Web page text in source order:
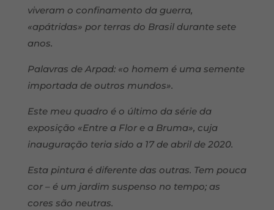
viveram o confinamento da guerra,
«apátridas» por terras do Brasil durante sete
anos.
Palavras de Arpad: «o homem é uma semente
importada de outros mundos».
Este meu quadro é o último da série da
exposição «Entre a Flor e a Bruma», cuja
inauguração teria sido a 17 de abril de 2020.
Esta pintura é diferente das outras. Tem pouca
cor – é um jardim suspenso no tempo; as
cores são neutras.